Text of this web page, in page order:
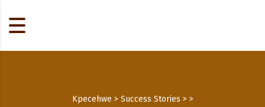
Kpecehwe > Success Stories > >